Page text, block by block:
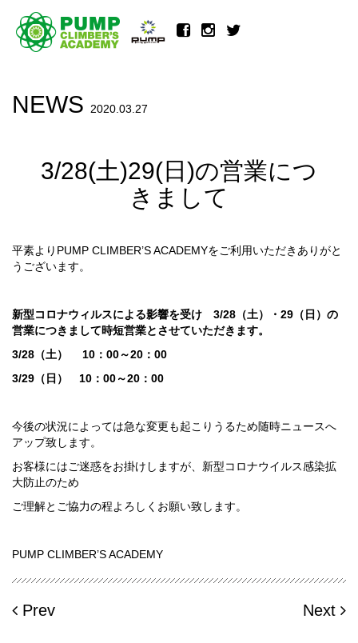
NEWS 2020.03.27
3/28(土)29(日)の営業につ
きまして
平素よりPUMP CLIMBER’S ACADEMYをご利用いただきありがと
うございます。
新型コロナウィルスによる影響を受け 3/28（土）・29（日）の
営業につきまして時短営業とさせていただきます。
3/28（土） 10：00～20：00
3/29（日） 10：00～20：00
今後の状況によっては急な変更も起こりうるため随時ニュースへ
アップ致します。
お客様にはご迷惑をお掛けしますが、新型コロナウイルス感染拡
大防止のため
ご理解とご協力の程よろしくお願い致します。
PUMP CLIMBER’S ACADEMY
Prev Next